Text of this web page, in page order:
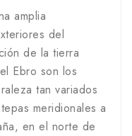
amplia
del
de la tierra
Ebro son los
tan variados
meridionales a
en el norte de